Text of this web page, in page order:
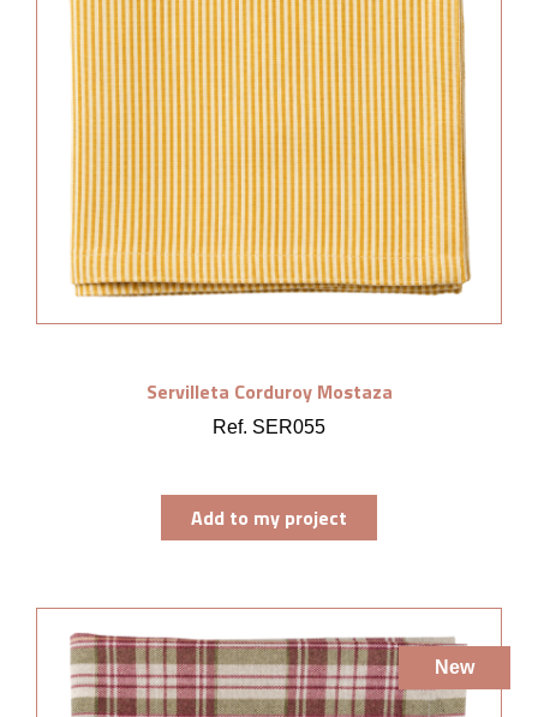
Servilleta Corduroy Mostaza
Ref. SER055
Add to my project
New